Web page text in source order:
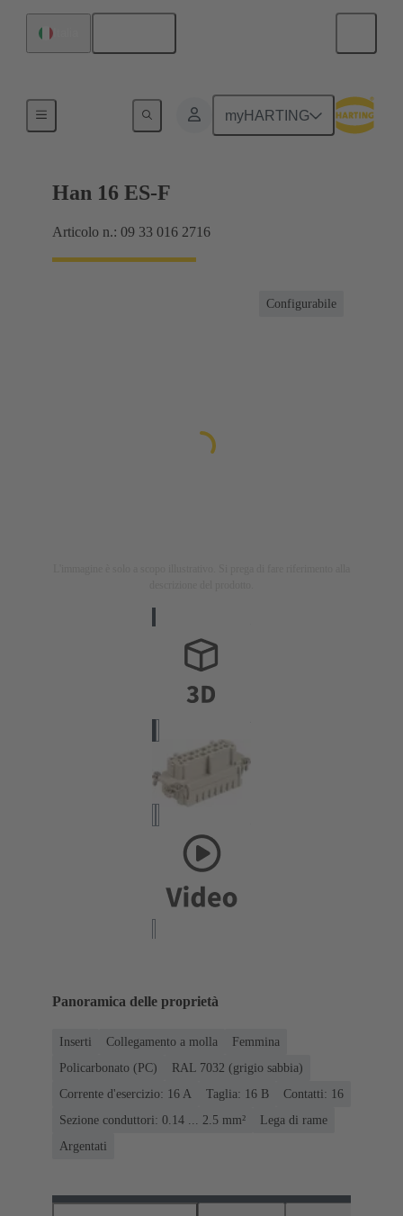
myHARTING
Correnti fino a 16 A
Han 16 ES-F
Articolo n.: 09 33 016 2716
Configurabile
Panoramica delle proprietà
Inserti Collegamento a molla
Femmina
Policarbonato (PC)
RAL 7032 (grigio sabbia)
Corrente d'esercizio: ‌16 A
Taglia: 16 B
Contatti: 16
Sezione conduttori: 0.14 ... 2.5 mm²
Lega di rame
Argentati